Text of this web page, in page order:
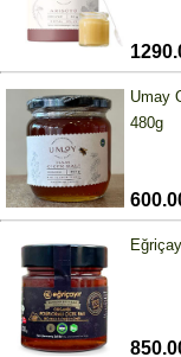
Umay
480g